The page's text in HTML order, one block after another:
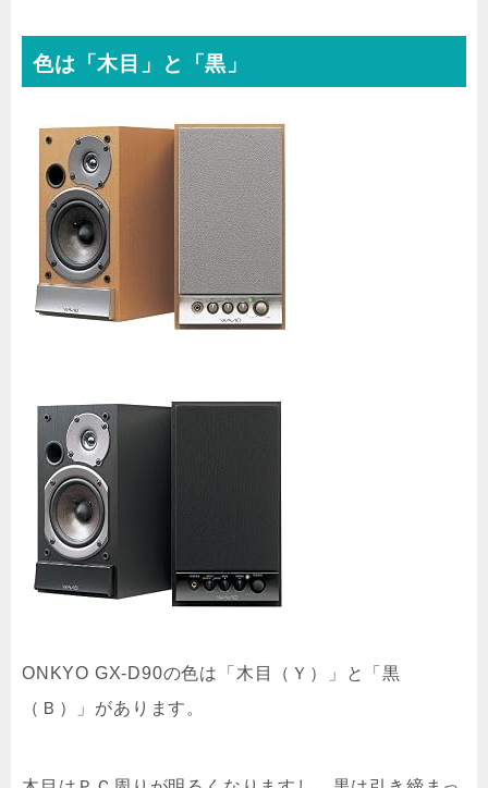
色は「木目」と「黒」
ONKYO GX-D90の色は「木目（Ｙ）」と「黒
（Ｂ）」があります。